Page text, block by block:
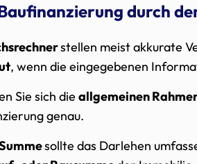
durch
stellen meist akkurate
, wenn die eingegebenen
Sie sich die allgemeinen
genau.
sollte das Darlehen